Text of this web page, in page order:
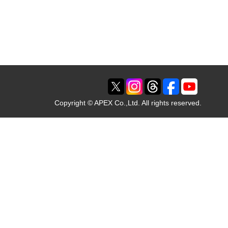
Copyright © APEX Co.,Ltd. All rights reserved.